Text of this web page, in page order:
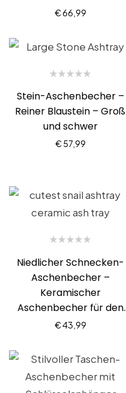
€66,99
Stein-Aschenbecher –
Reiner Blaustein – Groß
und schwer
€ 57,99
Niedlicher Schnecken-
Aschenbecher –
Keramischer
Aschenbecher für den
Garten
€43,99